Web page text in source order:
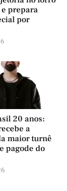
prepara
por
20 anos:
a
maior turnê
pagode do